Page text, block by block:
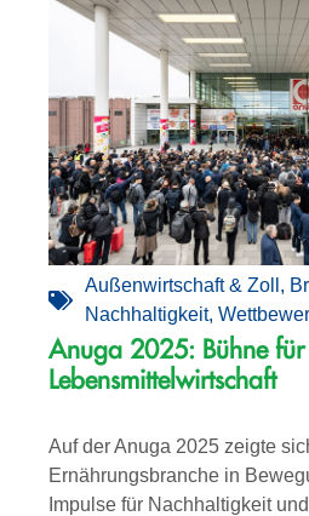
Außenwirtschaft & Zoll ,
Nachhaltigkeit,
Anuga 2025: Bühne
Lebensmittelwirtschaft
Auf der Anuga 2025 zeigte
Ernährungsbranche in
Impulse für Nachhaltigkeit und